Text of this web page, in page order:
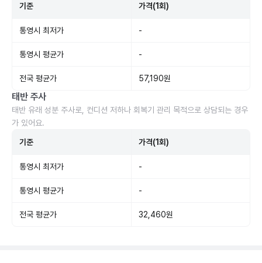
기준 가격(1회)
통영시 최저가 -
통영시 평균가 -
전국 평균가 57,190원
태반 주사
태반 유래 성분 주사로, 컨디션 저하나 회복기 관리 목적으로 상담되는 경우
가 있어요.
기준 가격(1회)
통영시 최저가 -
통영시 평균가 -
전국 평균가 32,460원